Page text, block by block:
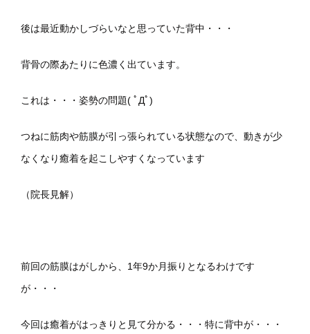
後は最近動かしづらいなと思っていた背中・・・
背骨の際あたりに色濃く出ています。
これは・・・姿勢の問題( ﾟДﾟ)
つねに筋肉や筋膜が引っ張られている状態なので、動きが少
なくなり癒着を起こしやすくなっています
（院長見解）
前回の筋膜はがしから、1年9か月振りとなるわけです
が・・・
今回は癒着がはっきりと見て分かる・・・ 特に背中が・・・